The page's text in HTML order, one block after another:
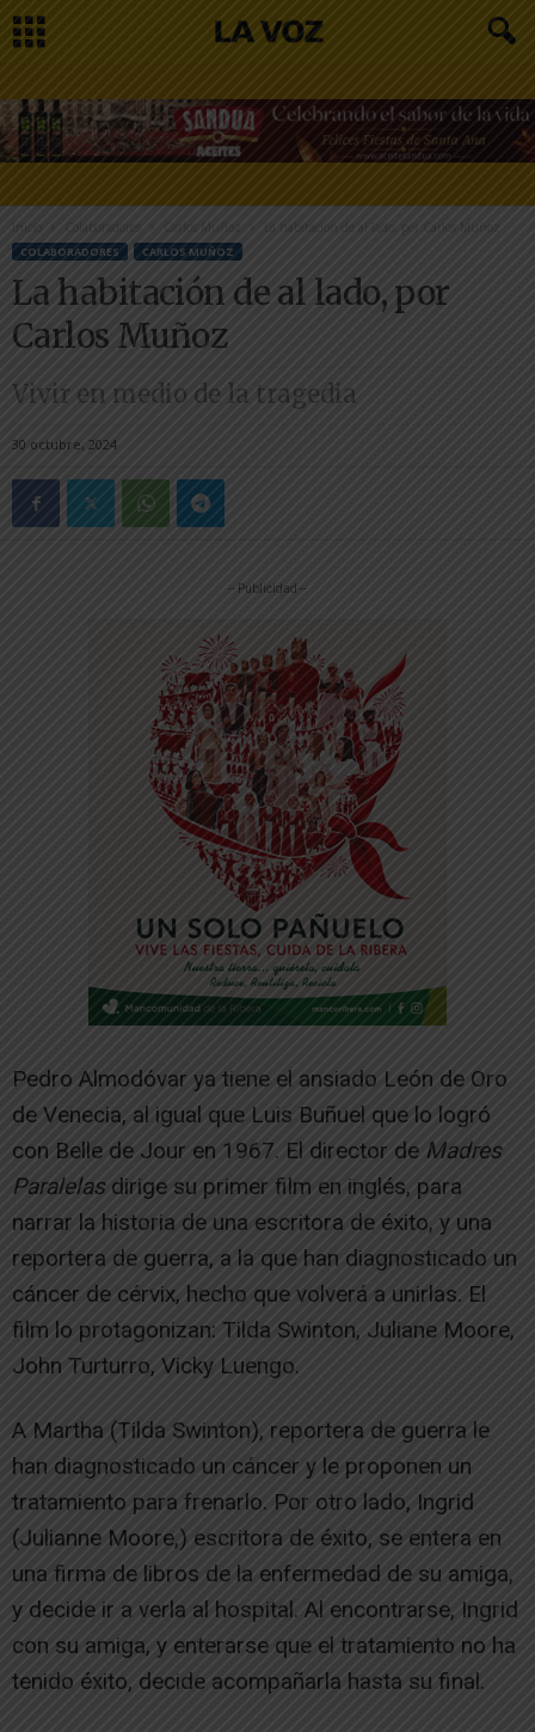
Inicio Colaboradores Carlos Muñoz La habitación de al lado, por Carlos Muñoz
COLABORADORES CARLOS MUÑOZ
La habitación de al lado, por
Carlos Muñoz
Vivir en medio de la tragedia
30 octubre, 2024
-- Publicidad --
Pedro Almodóvar ya tiene el ansiado León de Oro
de Venecia, al igual que Luis Buñuel que lo logró
con Belle de Jour en 1967. El director de Madres
Paralelas dirige su primer film en inglés, para
narrar la historia de una escritora de éxito, y una
reportera de guerra, a la que han diagnosticado un
cáncer de cérvix, hecho que volverá a unirlas. El
film lo protagonizan: Tilda Swinton, Juliane Moore,
John Turturro, Vicky Luengo.
A Martha (Tilda Swinton), reportera de guerra le
han diagnosticado un cáncer y le proponen un
tratamiento para frenarlo. Por otro lado, Ingrid
(Julianne Moore,) escritora de éxito, se entera en
una firma de libros de la enfermedad de su amiga,
y decide ir a verla al hospital. Al encontrarse, Ingrid
con su amiga, y enterarse que el tratamiento no ha
tenido éxito, decide acompañarla hasta su final.